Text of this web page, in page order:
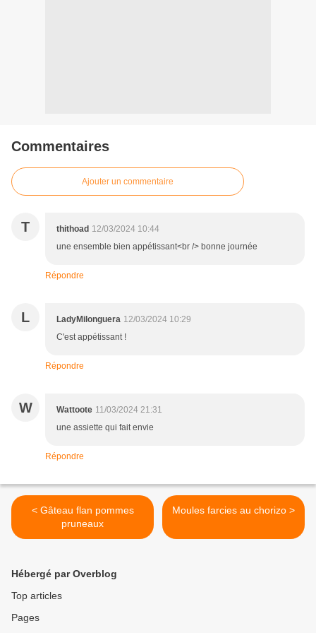
Commentaires
Ajouter un commentaire
T thithoad 12/03/2024 10:44
une ensemble bien appétissant<br /> bonne journée
Répondre
L LadyMilonguera 12/03/2024 10:29
C'est appétissant !
Répondre
W Wattoote 11/03/2024 21:31
une assiette qui fait envie
Répondre
< Gâteau flan pommes
pruneaux
Moules farcies au chorizo >
Hébergé par Overblog
Top articles
Pages